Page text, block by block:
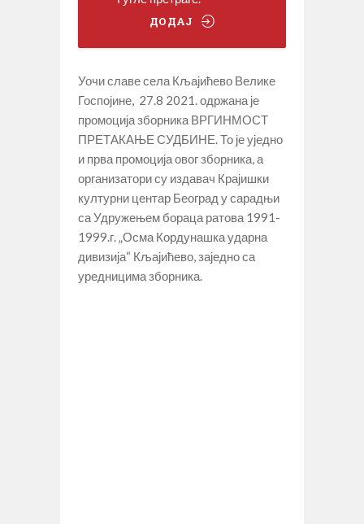
ДОДАЈ
Уочи славе села Кљајићево Велике
Госпојине, 27.8 2021. одржана је
промоција зборника ВРГИНМОСТ
ПРЕТАКАЊЕ СУДБИНЕ. То је уједно
и прва промоција овог зборника, а
организатори су издавач Крајишки
културни центар Београд у сарадњи
са Удружењем бораца ратова 1991-
1999.г. „Осма Кордунашка ударна
дивизија“ Кљајићево, заједно са
уредницима зборника.